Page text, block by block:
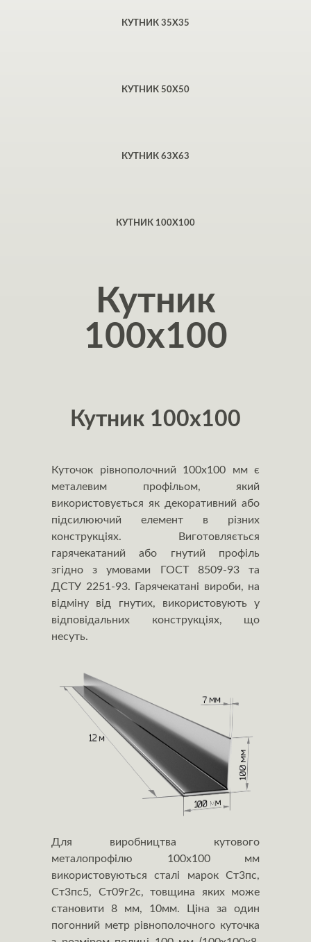
КУТНИК 35Х35
КУТНИК 50X50
КУТНИК 63Х63
КУТНИК 100X100
Кутник
100x100
Кутник 100x100
Куточок рівнополочний 100х100 мм є
металевим профільом, який
використовується як декоративний або
підсилюючий елемент в різних
конструкціях. Виготовляється
гарячекатаний або гнутий профіль
згідно з умовами ГОСТ 8509-93 та
ДСТУ 2251-93. Гарячекатані вироби, на
відміну від гнутих, використовують у
відповідальних конструкціях, що
несуть.
Для виробництва кутового
металопрофілю 100х100 мм
використовуються сталі марок Ст3пс,
Ст3пс5, Ст09г2с, товщина яких може
становити 8 мм, 10мм. Ціна за один
погонний метр рівнополочного куточка